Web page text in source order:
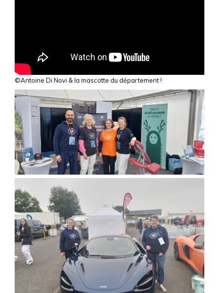
©Antoine Di Novi & la mascotte du département !